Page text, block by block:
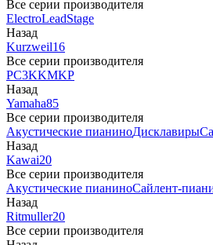
Все серии производителя
ElectroLeadStage
Назад
Kurzweil16
Все серии производителя
PC3KKMKP
Назад
Yamaha85
Все серии производителя
Акустические пианиноДисклавиры
Назад
Kawai20
Все серии производителя
Акустические пианиноСайлент-
Назад
Ritmuller20
Все серии производителя